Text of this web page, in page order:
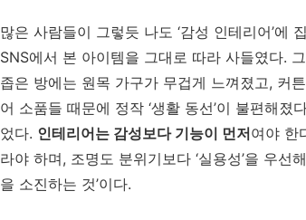
많은 사람들이 그렇듯 나도 ‘감성 인테리어’에
SNS에서 본 아이템을 그대로 따라 사들였다.
좁은 방에는 원목 가구가 무겁게 느껴졌고, 커
어 소품들 때문에 정작 ‘생활 동선’이 불편해
었다. 인테리어는 감성보다 기능이 먼저여야 한
라야 하며, 조명도 분위기보다 ‘실용성’을 우
을 소진하는 것’이다.